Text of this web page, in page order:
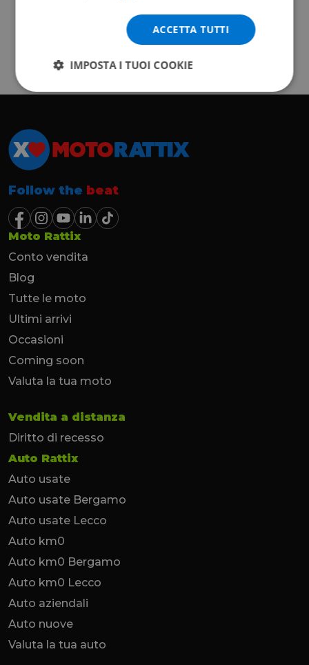
Follow the beat
Moto Rattix
Conto vendita
Blog
Tutte le moto
Ultimi arrivi
Occasioni
Coming soon
Valuta la tua moto
Vendita a distanza
Diritto di recesso
Auto Rattix
Auto usate
Auto usate Bergamo
Auto usate Lecco
Auto km0
Auto km0 Bergamo
Auto km0 Lecco
Auto aziendali
Auto nuove
Valuta la tua auto
ACCETTA TUTTI
IMPOSTA I TUOI COOKIE